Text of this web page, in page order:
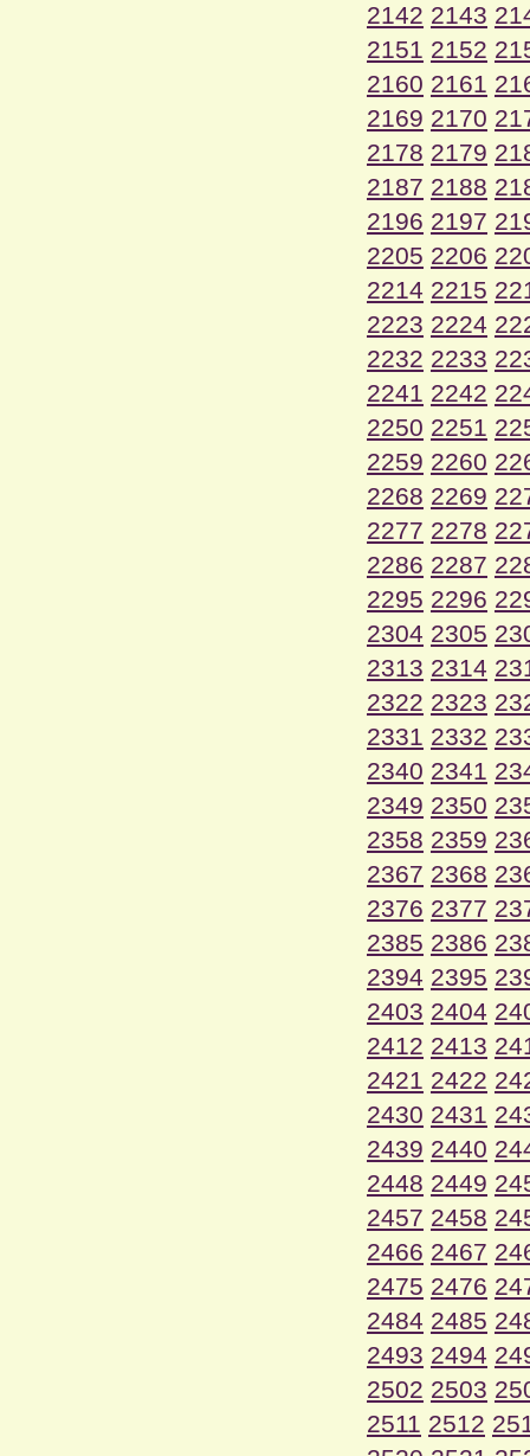
2142 2143
2151 2152
2160 2161
2169 2170
2178 2179
2187 2188
2196 2197
2205 2206
2214 2215
2223 2224
2232 2233
2241 2242
2250 2251
2259 2260
2268 2269
2277 2278
2286 2287
2295 2296
2304 2305
2313 2314
2322 2323
2331 2332
2340 2341
2349 2350
2358 2359
2367 2368
2376 2377
2385 2386
2394 2395
2403 2404
2412 2413
2421 2422
2430 2431
2439 2440
2448 2449
2457 2458
2466 2467
2475 2476
2484 2485
2493 2494
2502 2503
2511 2512